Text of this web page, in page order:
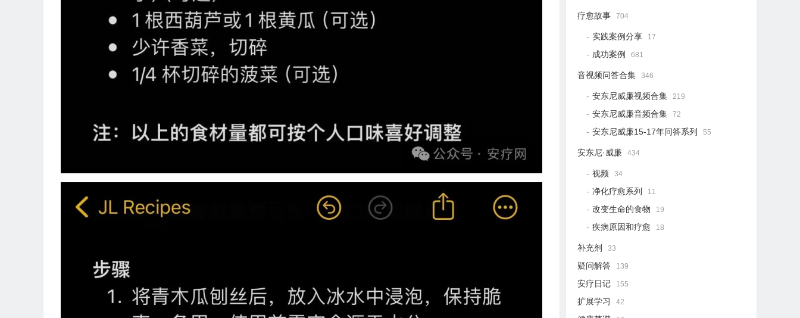
疗愈故事 704
实践案例分享 17
成功案例 681
音视频问答合集 346
安东尼威廉视频合集 219
安东尼威廉音频合集 72
安东尼威廉15-17年问答系列 55
安东尼·威廉 434
视频 34
净化疗愈系列 11
改变生命的食物 19
疾病原因和疗愈 18
补充剂 33
疑问解答 139
安疗日记 155
扩展学习 42